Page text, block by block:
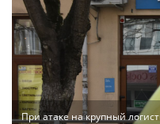
При атаке на крупный